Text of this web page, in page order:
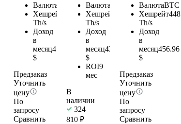
Валюта
Хешрейт
Th/s
Доход
в
месяц450.84
$
Предзаказ
Уточнить
цену
По
запросу
Сравнить
Валюта
Хешрейт
Th/s
Доход
в
месяц434.52
$
ROI9
мес
В
наличии
324
810₽
ВалютаBTC
Хешрейт448
Th/s
Доход
в
месяц456.96
$
Предзаказ
Уточнить
цену
По
запросу
Сравнить